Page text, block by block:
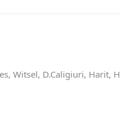
Witsel, D.Caligiuri,